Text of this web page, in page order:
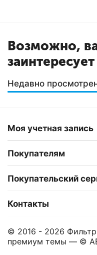
Возможно,
заинтересует
Недавно
Моя учетная запись
Покупателям
Покупательский
Контакты
© 2016 - 2026
премиум темы — ©